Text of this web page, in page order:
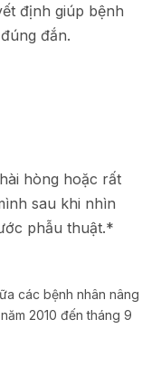
định giúp bệnh
đắn.
hòng hoặc rất
sau khi nhìn
phẫu thuật.*
các bệnh nhân nâng
2010 đến tháng 9